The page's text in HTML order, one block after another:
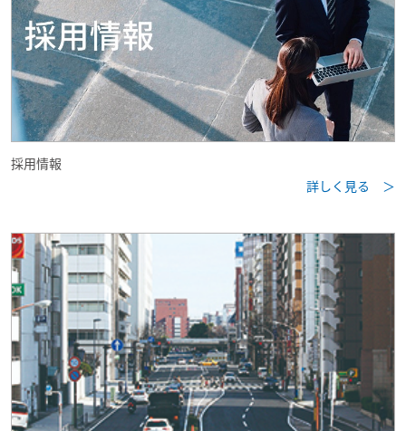
採用情報
詳しく見る ＞